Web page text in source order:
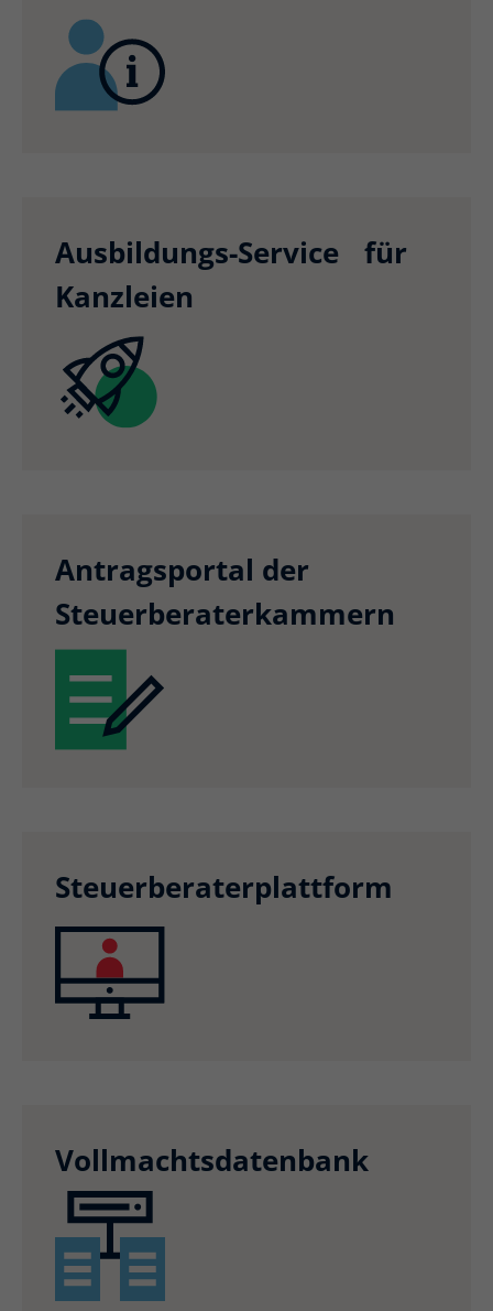
Ausbildungs-Service für
Kanzleien
Antragsportal der
Steuerberaterkammern
Steuerberaterplattform
Vollmachtsdatenbank